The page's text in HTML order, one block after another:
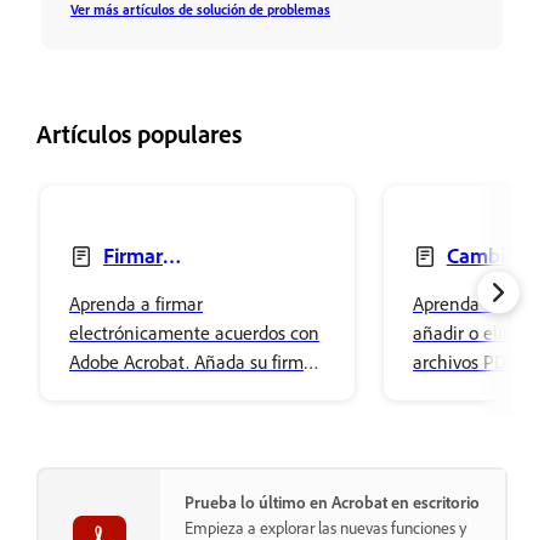
Ver más artículos de solución de problemas
Artículos populares
Firmar
Aprenda a firmar
electrónicamente acuerdos con
Adobe Acrobat. Añada su firma
Cambiar,
eliminar texto
Aprenda a
añadir o
archivos PDF
Prueba lo último en Acrobat en escritorio
Empieza a explorar las nuevas funciones y